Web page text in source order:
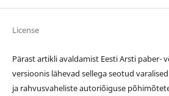
License
Pärast artikli avaldamist Eesti Arsti paber-
versioonis lähevad sellega seotud
ja rahvusvaheliste autoriõiguse